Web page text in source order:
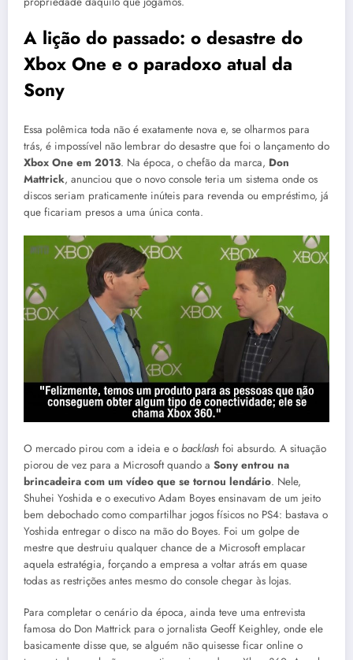
A lição do passado: o desastre do
Xbox One e o paradoxo atual da
Sony
Essa polêmica toda não é exatamente nova e, se olharmos para
trás, é impossível não lembrar do desastre que foi o lançamento do
Xbox One em 2013. Na época, o chefão da marca, Don
Mattrick, anunciou que o novo console teria um sistema onde os
discos seriam praticamente inúteis para revenda ou empréstimo, já
que ficariam presos a uma única conta.
O mercado pirou com a ideia e o backlash foi absurdo. A situação
piorou de vez para a Microsoft quando a Sony entrou na
brincadeira com um vídeo que se tornou lendário. Nele,
Shuhei Yoshida e o executivo Adam Boyes ensinavam de um jeito
bem debochado como compartilhar jogos físicos no PS4: bastava o
Yoshida entregar o disco na mão do Boyes. Foi um golpe de
mestre que destruiu qualquer chance de a Microsoft emplacar
aquela estratégia, forçando a empresa a voltar atrás em quase
todas as restrições antes mesmo do console chegar às lojas.
Para completar o cenário da época, ainda teve uma entrevista
famosa do Don Mattrick para o jornalista Geoff Keighley, onde ele
basicamente disse que, se alguém não quisesse ficar online o